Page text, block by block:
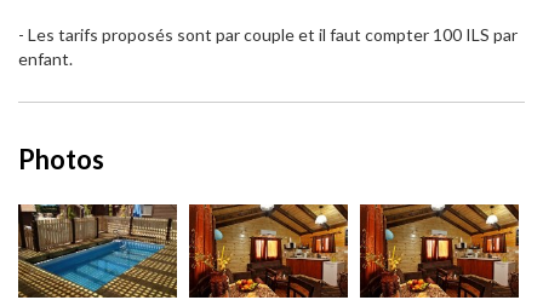
- Les tarifs proposés sont par couple et il faut compter 100 ILS par
enfant.
Photos